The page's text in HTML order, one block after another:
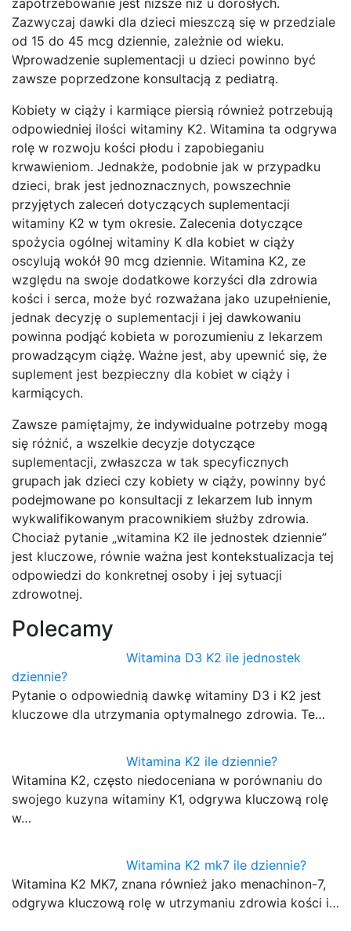
Zazwyczaj dawki dla dzieci mieszczą się w przedziale
od 15 do 45 mcg dziennie, zależnie od wieku.
Wprowadzenie suplementacji u dzieci powinno być
zawsze poprzedzone konsultacją z pediatrą.
Kobiety w ciąży i karmiące piersią również potrzebują
odpowiedniej ilości witaminy K2. Witamina ta odgrywa
rolę w rozwoju kości płodu i zapobieganiu
krwawieniom. Jednakże, podobnie jak w przypadku
dzieci, brak jest jednoznacznych, powszechnie
przyjętych zaleceń dotyczących suplementacji
witaminy K2 w tym okresie. Zalecenia dotyczące
spożycia ogólnej witaminy K dla kobiet w ciąży
oscylują wokół 90 mcg dziennie. Witamina K2, ze
względu na swoje dodatkowe korzyści dla zdrowia
kości i serca, może być rozważana jako uzupełnienie,
jednak decyzję o suplementacji i jej dawkowaniu
powinna podjąć kobieta w porozumieniu z lekarzem
prowadzącym ciążę. Ważne jest, aby upewnić się, że
suplement jest bezpieczny dla kobiet w ciąży i
karmiących.
Zawsze pamiętajmy, że indywidualne potrzeby mogą
się różnić, a wszelkie decyzje dotyczące
suplementacji, zwłaszcza w tak specyficznych
grupach jak dzieci czy kobiety w ciąży, powinny być
podejmowane po konsultacji z lekarzem lub innym
wykwalifikowanym pracownikiem służby zdrowia.
Chociaż pytanie „witamina K2 ile jednostek dziennie”
jest kluczowe, równie ważna jest kontekstualizacja tej
odpowiedzi do konkretnej osoby i jej sytuacji
zdrowotnej.
Polecamy
Witamina D3 K2 ile jednostek
dziennie?
Pytanie o odpowiednią dawkę witaminy D3 i K2 jest
kluczowe dla utrzymania optymalnego zdrowia. Te…
Witamina K2 ile dziennie?
Witamina K2, często niedoceniana w porównaniu do
swojego kuzyna witaminy K1, odgrywa kluczową rolę
w…
Witamina K2 mk7 ile dziennie?
Witamina K2 MK7, znana również jako menachinon-7,
odgrywa kluczową rolę w utrzymaniu zdrowia kości i…